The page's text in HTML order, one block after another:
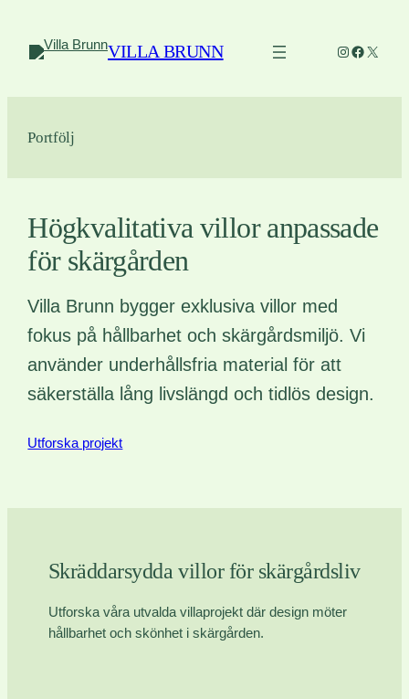
innehåll
VILLA BRUNN Instagram
X
Portfölj
Högkvalitativa villor anpassade
för skärgården
Villa Brunn bygger exklusiva villor med
fokus på hållbarhet och skärgårdsmiljö. Vi
använder underhållsfria material för att
säkerställa lång livslängd och tidlös design.
Utforska projekt
Skräddarsydda villor för skärgårdsliv
Utforska våra utvalda villaprojekt där design möter
hållbarhet och skönhet i skärgården.